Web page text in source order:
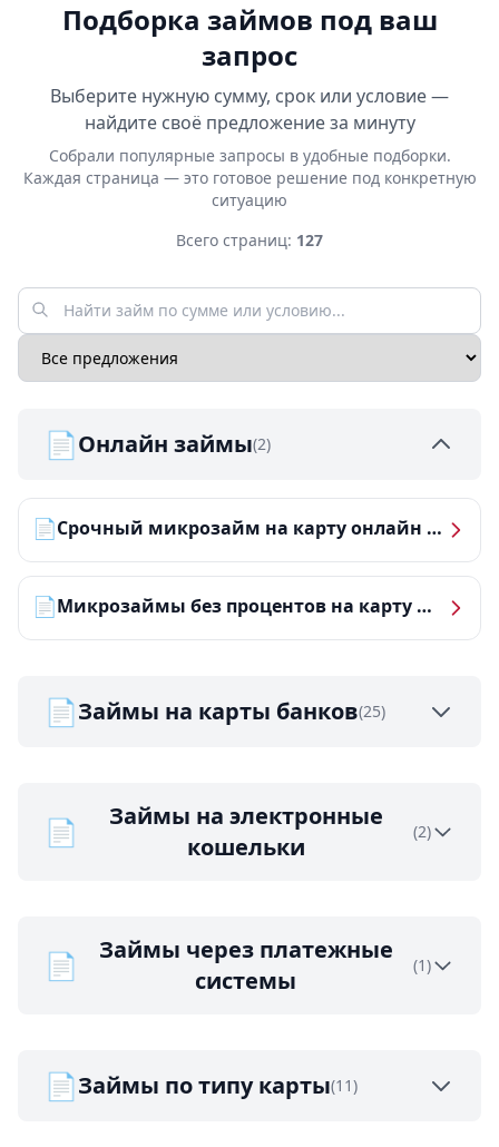
Подборка займов под ваш
запрос
Выберите нужную сумму, срок или условие —
найдите своё предложение за минуту
Собрали популярные запросы в удобные подборки.
Каждая страница — это готовое решение под конкретную
ситуацию
Всего страниц: 127
📄Онлайн займы(2)
📄 Срочный микрозайм на карту онлайн — получить деньги за 5 минут
📄 Микрозаймы без процентов на карту — ТОП-10 за 2026 год
📄Займы на карты банков(25)
📄
Займы на электронные
кошельки
(2)
📄
Займы через платежные
системы
(1)
📄Займы по типу карты(11)